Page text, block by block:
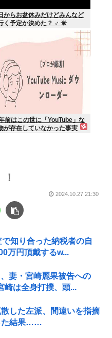
からお盆休みだけどみんなど
く予定か決めた？ ‍♂ ☀
前はこの世に「YouTube」な
が存在していなかった事実
2024.10.27 21:30
知り合った納税者の自
万円頂戴するw...
妻・宮崎麗果被告への
は全身打撲、頭...
した左派、間違いを指摘
た結果……